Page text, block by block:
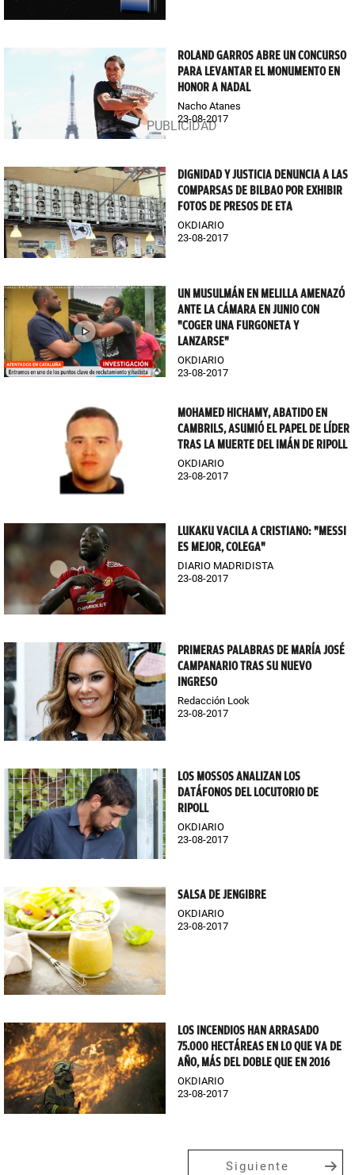
ROLAND GARROS ABRE UN CONCURSO
PARA LEVANTAR EL MONUMENTO EN
HONOR A NADAL
Nacho Atanes
23-08-2017
DIGNIDAD Y JUSTICIA DENUNCIA A LAS
COMPARSAS DE BILBAO POR EXHIBIR
FOTOS DE PRESOS DE ETA
OKDIARIO
23-08-2017
UN MUSULMÁN EN MELILLA AMENAZÓ
ANTE LA CÁMARA EN JUNIO CON
"COGER UNA FURGONETA Y
LANZARSE"
OKDIARIO
23-08-2017
MOHAMED HICHAMY, ABATIDO EN
CAMBRILS, ASUMIÓ EL PAPEL DE LÍDER
TRAS LA MUERTE DEL IMÁN DE RIPOLL
OKDIARIO
23-08-2017
LUKAKU VACILA A CRISTIANO: "MESSI
ES MEJOR, COLEGA"
DIARIO MADRIDISTA
23-08-2017
PRIMERAS PALABRAS DE MARÍA JOSÉ
CAMPANARIO TRAS SU NUEVO
INGRESO
Redacción Look
23-08-2017
LOS MOSSOS ANALIZAN LOS
DATÁFONOS DEL LOCUTORIO DE
RIPOLL
OKDIARIO
23-08-2017
SALSA DE JENGIBRE
OKDIARIO
23-08-2017
LOS INCENDIOS HAN ARRASADO
75.000 HECTÁREAS EN LO QUE VA DE
AÑO, MÁS DEL DOBLE QUE EN 2016
OKDIARIO
23-08-2017
Siguiente